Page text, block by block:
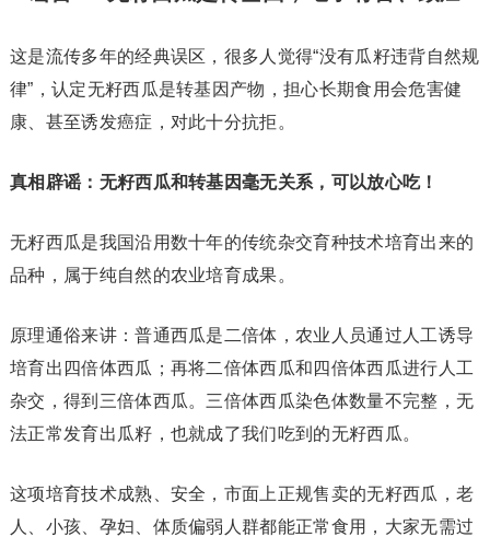
这是流传多年的经典误区，很多人觉得“没有瓜籽违背自然规
律”，认定无籽西瓜是转基因产物，担心长期食用会危害健
康、甚至诱发癌症，对此十分抗拒。
真相辟谣：无籽西瓜和转基因毫无关系，可以放心吃！
无籽西瓜是我国沿用数十年的传统杂交育种技术培育出来的
品种，属于纯自然的农业培育成果。
原理通俗来讲：普通西瓜是二倍体，农业人员通过人工诱导
培育出四倍体西瓜；再将二倍体西瓜和四倍体西瓜进行人工
杂交，得到三倍体西瓜。三倍体西瓜染色体数量不完整，无
法正常发育出瓜籽，也就成了我们吃到的无籽西瓜。
这项培育技术成熟、安全，市面上正规售卖的无籽西瓜，老
人、小孩、孕妇、体质偏弱人群都能正常食用，大家无需过